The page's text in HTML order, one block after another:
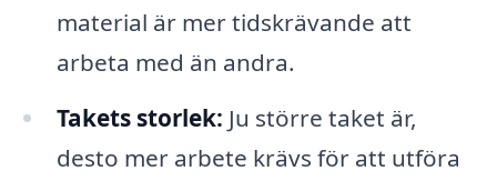
material är mer tidskrävande att
arbeta med än andra.
Takets storlek: Ju större taket är,
desto mer arbete krävs för att utföra